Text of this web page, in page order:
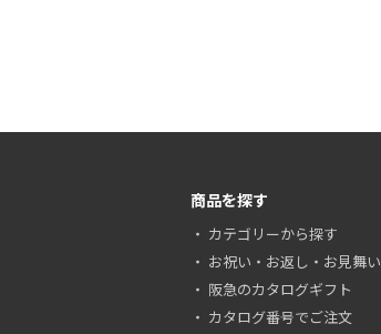
商品を探す
カテゴリーから探す
お祝い・お返し・お見舞い
阪急のカタログギフト
カタログ番号でご注文